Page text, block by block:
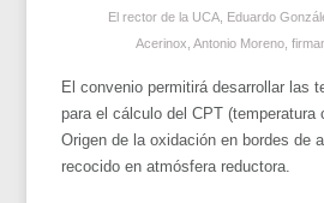
El rector de la UCA, Eduardo
Acerinox, Antonio Moreno,
El convenio permitirá desarrollar las
para el cálculo del CPT (temperatura
Origen de la oxidación en bordes de
recocido en atmósfera reductora.